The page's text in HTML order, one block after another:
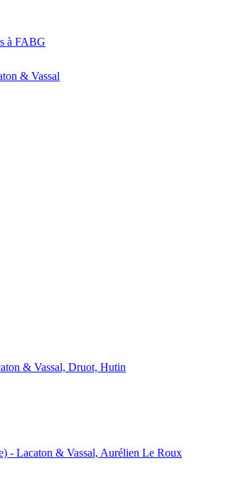
à FABG
& Vassal
& Vassal, Druot, Hutin
- Lacaton & Vassal, Aurélien Le Roux